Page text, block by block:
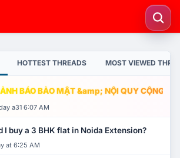
HOTTEST THREADS MOST VIEWED
BÁO BẢO MẬT &amp; NỘI QUY CỘNG
a31 6:07 AM
I buy a 3 BHK flat in Noida Extension?
at 6:25 AM